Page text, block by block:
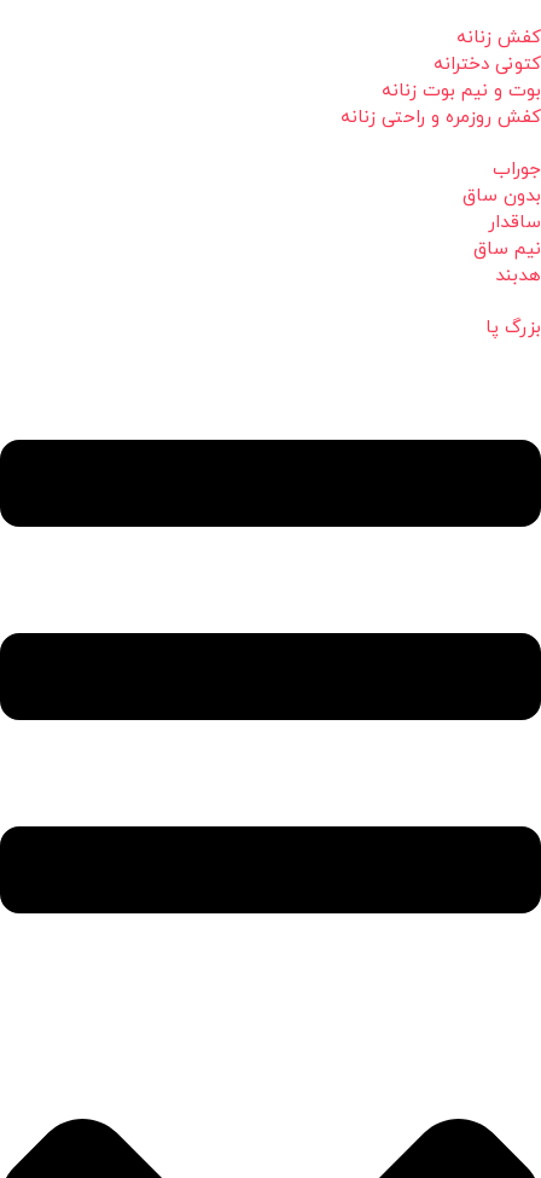
کفش زنانه
کتونی دخترانه
بوت و نیم بوت زنانه
کفش روزمره و راحتی زنانه
جوراب
بدون ساق
ساقدار
نیم ساق
هدبند
بزرگ پا